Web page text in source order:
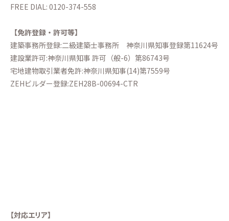
FREE DIAL: 0120-374-558
【免許登録・許可等】
建築事務所登録:二級建築士事務所 神奈川県知事登録第11624号
建設業許可:神奈川県知事 許可（般-6）第86743号
宅地建物取引業者免許:神奈川県知事(14)第7559号
ZEHビルダー登録:ZEH28B-00694-CTR
【対応エリア】